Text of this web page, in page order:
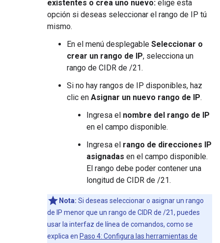
existentes o crea uno nuevo: elige esta
opción si deseas seleccionar el rango de IP tú
mismo.
En el menú desplegable Seleccionar o
crear un rango de IP, selecciona un
rango de CIDR de /21.
Si no hay rangos de IP disponibles, haz
clic en Asignar un nuevo rango de IP.
Ingresa el nombre del rango de IP
en el campo disponible.
Ingresa el rango de direcciones IP
asignadas en el campo disponible.
El rango debe poder contener una
longitud de CIDR de /21.
Nota: Si deseas seleccionar o asignar un rango
de IP menor que un rango de CIDR de /21, puedes
usar la interfaz de línea de comandos, como se
explica en Paso 4: Configura las herramientas de